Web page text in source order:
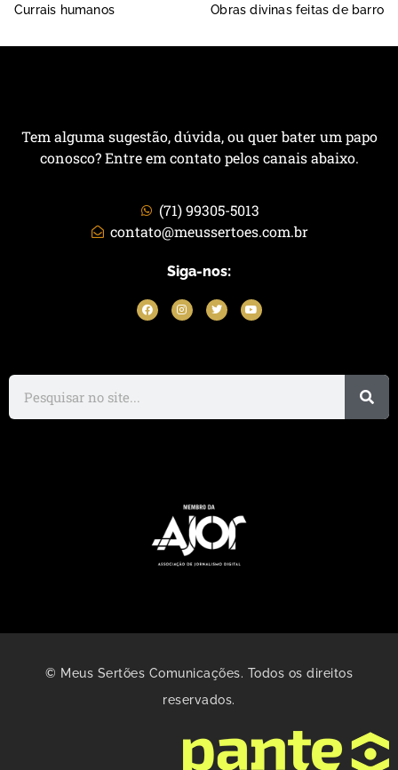
Currais humanos Obras divinas feitas de barro
Tem alguma sugestão, dúvida, ou quer bater um papo
conosco? Entre em contato pelos canais abaixo.
(71) 99305-5013
contato@meussertoes.com.br
Siga-nos:
© Meus Sertões Comunicações. Todos os direitos
reservados.